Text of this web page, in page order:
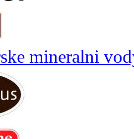
mineralni